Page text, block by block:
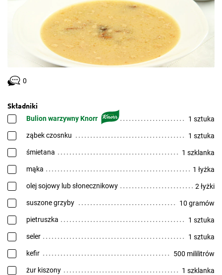
0
Składniki
Bulion warzywny Knorr 1 sztuka
ząbek czosnku 1 sztuka
śmietana 1 szklanka
mąka 1 łyżka
olej sojowy lub słonecznikowy 2 łyżki
suszone grzyby 10 gramów
pietruszka 1 sztuka
seler 1 sztuka
kefir 500 mililitrów
żur kiszony 1 szklanka